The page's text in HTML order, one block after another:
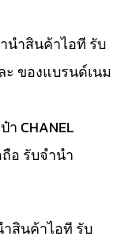
นำสินค้าไอที รับ
ของแบรนด์เนม
CHANEL
อ รับจำนำ
ำสินค้าไอที รับ